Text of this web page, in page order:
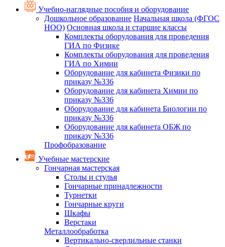
Учебно-наглядные пособия и оборудование
Дошкольное образование Начальная школа (ФГОС
НОО) Основная школа и старшие классы
Комплекты оборудования для проведения
ГИА по Физике
Комплекты оборудования для проведения
ГИА по Химии
Оборудование для кабинета Физики по
приказу №336
Оборудование для кабинета Химии по
приказу №336
Оборудование для кабинета Биологии по
приказу №336
Оборудование для кабинета ОБЖ по
приказу №336
Профобразование
Учебные мастерские
Гончарная мастерская
Столы и стулья
Гончарные принадлежности
Турнетки
Гончарные круги
Шкафы
Верстаки
Металлообработка
Вертикально-сверлильные станки